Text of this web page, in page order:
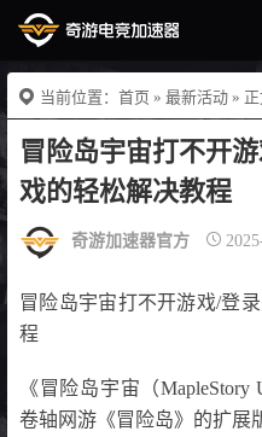
当前位置： 首页 » 最新活动 »
冒险岛宇宙打不开
戏的轻松解决教程
奇游加速器官方
冒险岛宇宙打不开游戏/登
程
《冒险岛宇宙（
卷轴网游《冒险岛》的扩展